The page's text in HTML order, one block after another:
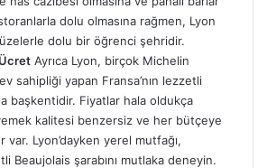
dolu olmasına rağmen, Lyon
dolu bir öğrenci şehridir.
Ayrıca Lyon, birçok Michelin
sahipliği yapan Fransa’nın lezzetli
başkentidir. Fiyatlar hala oldukça
kalitesi benzersiz ve her bütçeye
Lyon’dayken yerel mutfağı,
Beaujolais şarabını mutlaka deneyin.